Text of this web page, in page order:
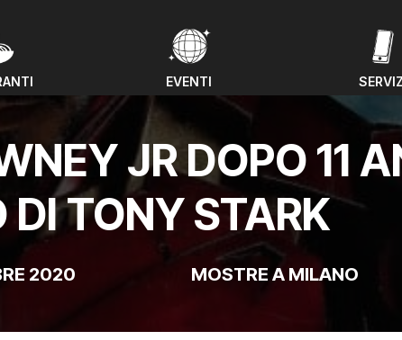
EVENTI
JR DOPO 11
TONY STARK
2020 MOSTRE A MILANO